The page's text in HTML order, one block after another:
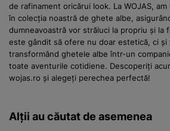
de rafinament oricărui look. La WOJAS,
în colecția noastră de ghete albe,
dumneavoastră vor străluci la propriu și la
este gândit să ofere nu doar estetică, ci
transformând ghetele albe într-un
toate aventurile cotidiene. Descoperiți
wojas.ro și alegeți perechea perfectă!
Alții au căutat de asemenea